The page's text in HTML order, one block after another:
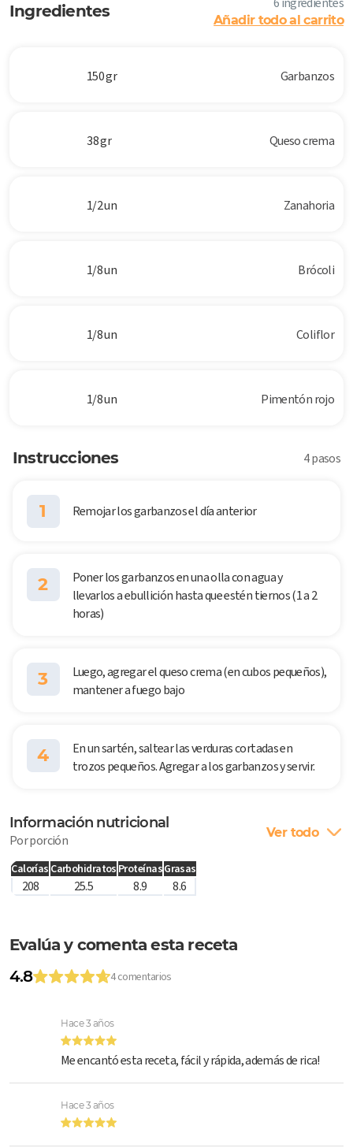
Ingredientes Añadir todo al carrito
150 gr Garbanzos
38 gr Queso crema
1/2 un Zanahoria
1/8 un Brócoli
1/8 un Coliflor
1/8 un Pimentón rojo
Instrucciones 4 pasos
1 Remojar los garbanzos el día anterior
2
Poner los garbanzos en una olla con agua y
llevarlos a ebullición hasta que estén tiernos (1 a 2
horas)
3
Luego, agregar el queso crema (en cubos pequeños),
mantener a fuego bajo
4
En un sartén, saltear las verduras cortadas en
trozos pequeños. Agregar a los garbanzos y servir.
Información nutricional
Por porción Ver todo
Calorías Carbohidratos ProteínasGrasas
208 25.5 8.9 8.6
Evalúa y comenta esta receta
4.8
4 comentarios
Hace 3 años
Me encantó esta receta, fácil y rápida, además de rica!
Hace 3 años